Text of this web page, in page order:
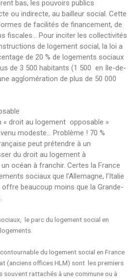
bas, les pouvoirs publics
ou indirecte, au bailleur social. Cette
de facilités de financement, de
fiscales… Pour inciter les collectivités
de logement social, la loi a
de 20 % de logements sociaux
de 3 500 habitants (1 500 en Ile-de-
agglomération de plus de 50 000
« droit au logement opposable »
modeste… Problème ! 70 %
peut prétendre à un
du droit au logement à
océan à franchir. Certes la France
sociaux que l’Allemagne, l’Italie
offre beaucoup moins que la Grande-
le parc du logement social en
du logement social en France
(anciens offices HLM) sont les premiers
rattachés à une commune ou à